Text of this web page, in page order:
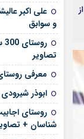
مرا به خاطر بسپار
از
علی‌ اکبر
و سوابق
تصاویر
معرفی
ابوذر
روستای
شناسان +